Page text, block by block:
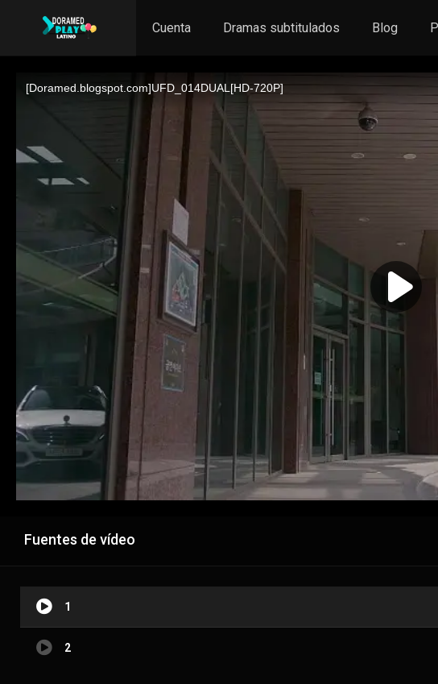
Cuenta Dramas subtitulados Blog
Fuentes de vídeo
1
2